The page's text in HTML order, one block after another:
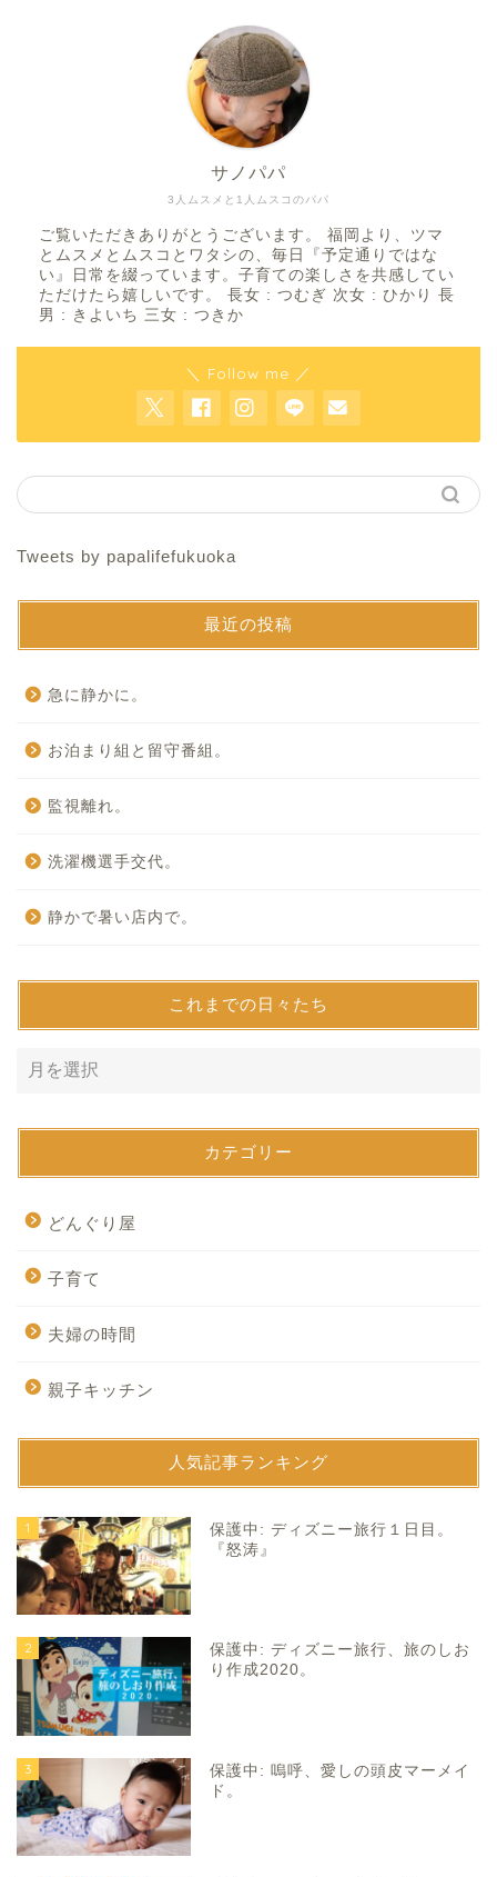
3人ムスメと1人ムスコのパパ
サノパパ
ご覧いただきありがとうございます。 福岡より、ツマ
とムスメとムスコとワタシの、毎日『予定通りではな
い』日常を綴っています。子育ての楽しさを共感してい
ただけたら嬉しいです。 長女 : つむぎ 次女 : ひかり 長
男 : きよいち 三女 : つきか
＼ Follow me ／
Tweets by papalifefukuoka
最近の投稿
急に静かに。
お泊まり組と留守番組。
監視離れ。
洗濯機選手交代。
静かで暑い店内で。
これまでの日々たち
カテゴリー
どんぐり屋
子育て
夫婦の時間
親子キッチン
人気記事ランキング
1
保護中: ディズニー旅行１日目。
『怒涛』
2
保護中: ディズニー旅行、旅のしお
り作成2020。
3
保護中: 嗚呼、愛しの頭皮マーメイ
ド。